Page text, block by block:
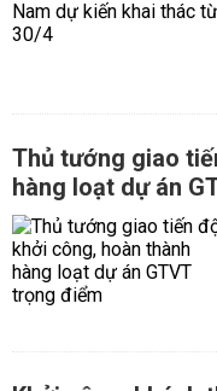
Thủ tướng giao
hàng loạt dự án